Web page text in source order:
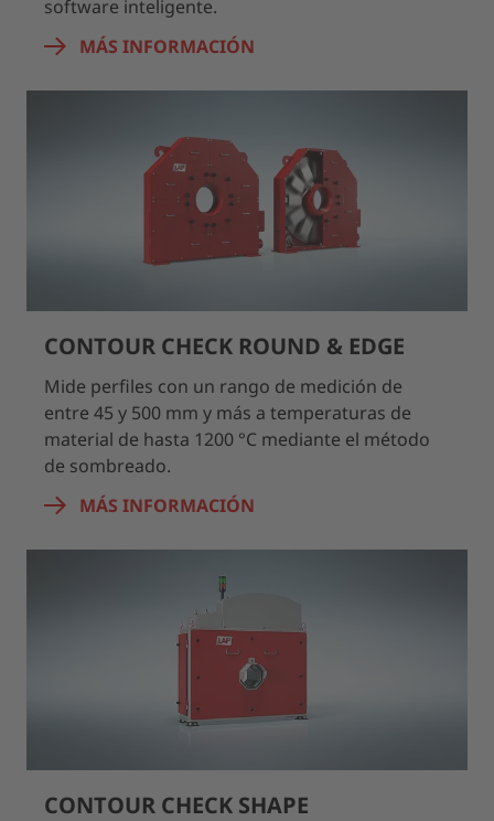
software inteligente.
MÁS INFORMACIÓN
CONTOUR CHECK ROUND & EDGE
Mide perfiles con un rango de medición de
entre 45 y 500 mm y más a temperaturas de
material de hasta 1200 °C mediante el método
de sombreado.
MÁS INFORMACIÓN
CONTOUR CHECK SHAPE